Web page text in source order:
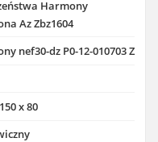
Harmony
Az Zbz1604
nef30-dz P0-12-010703 Z
x 80